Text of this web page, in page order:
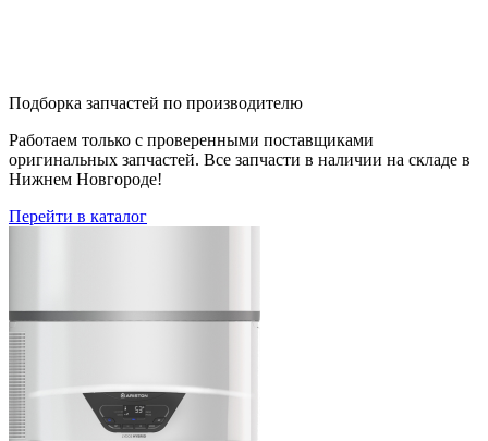
Подборка запчастей по производителю
Работаем только с проверенными поставщиками
оригинальных запчастей. Все запчасти в наличии на складе в
Нижнем Новгороде!
Перейти в каталог